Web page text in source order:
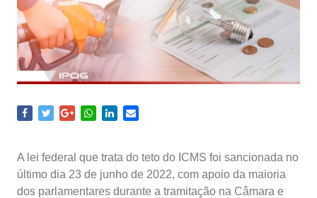
A lei federal que trata do teto do ICMS foi sancionada no
último dia 23 de junho de 2022, com apoio da maioria
dos parlamentares durante a tramitação na Câmara e